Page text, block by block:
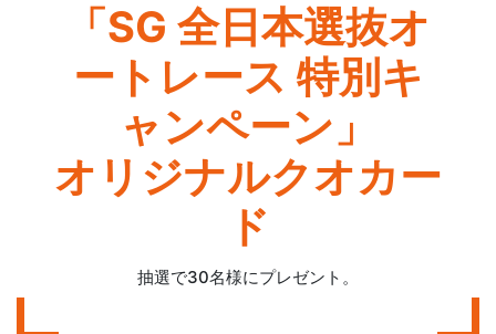
「SG 全日本選抜オ
ートレース 特別キ
ャンペーン」
オリジナルクオカー
ド
抽選で30名様にプレゼント。